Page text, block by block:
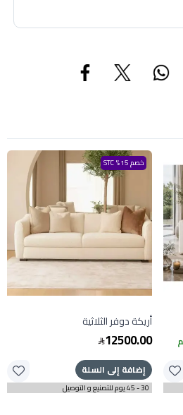
خصم 15% STC
أريكة دوفر الثلاثية
12500.00
إضافة إلى السلة
30 - 45 يوم للتصنيع و التوصيل